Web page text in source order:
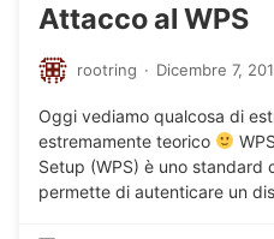
Attacco al WPS
rootring · Dicembre 7,
Oggi vediamo qualcosa di
estremamente teorico
Setup (WPS) è uno standard
permette di autenticare un